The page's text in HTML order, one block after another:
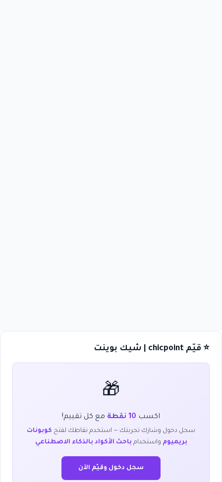
⭐ قيّم chicpoint | شيك بوينت
🎁
اكسب 10 نقطة مع كل تقييم!
سجل دخول وشارك تجربتك — استخدم نقاطك لفتح كوبونات
بريميوم واستخدام باحث الأكواد بالذكاء الاصطناعي
سجل دخول وقيّم الآن